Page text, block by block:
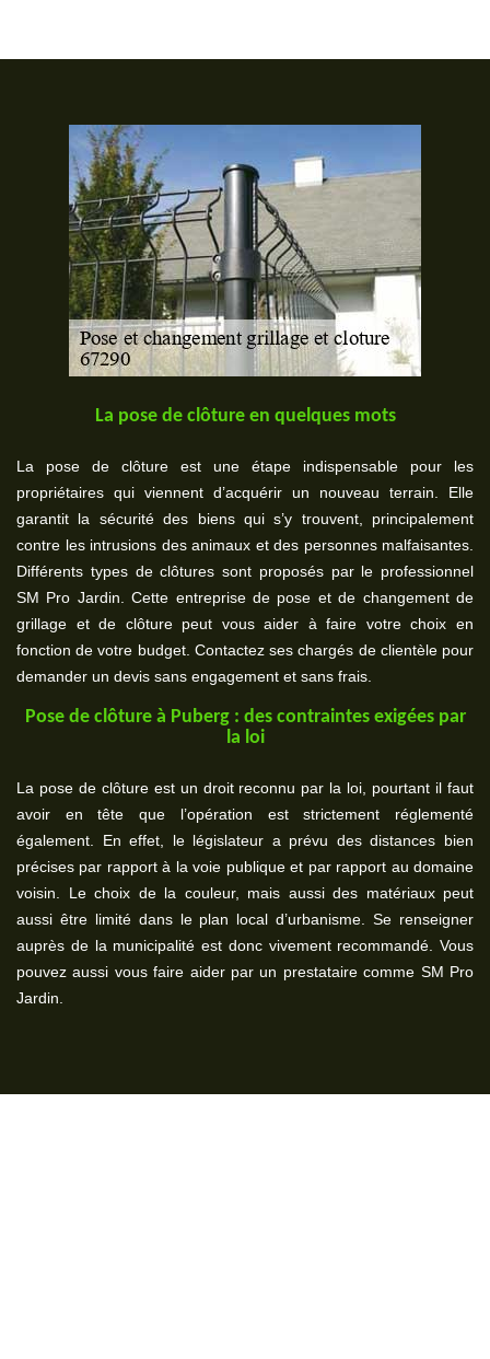
La pose de clôture en quelques mots
La pose de clôture est une étape indispensable pour les
propriétaires qui viennent d’acquérir un nouveau terrain. Elle
garantit la sécurité des biens qui s’y trouvent, principalement
contre les intrusions des animaux et des personnes malfaisantes.
Différents types de clôtures sont proposés par le professionnel
SM Pro Jardin. Cette entreprise de pose et de changement de
grillage et de clôture peut vous aider à faire votre choix en
fonction de votre budget. Contactez ses chargés de clientèle pour
demander un devis sans engagement et sans frais.
Pose de clôture à Puberg : des contraintes exigées par
la loi
La pose de clôture est un droit reconnu par la loi, pourtant il faut
avoir en tête que l’opération est strictement réglementé
également. En effet, le législateur a prévu des distances bien
précises par rapport à la voie publique et par rapport au domaine
voisin. Le choix de la couleur, mais aussi des matériaux peut
aussi être limité dans le plan local d’urbanisme. Se renseigner
auprès de la municipalité est donc vivement recommandé. Vous
pouvez aussi vous faire aider par un prestataire comme SM Pro
Jardin.